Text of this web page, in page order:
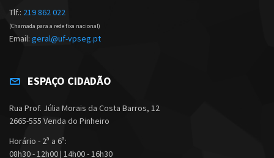
Tlf.: 219 862 022
(Chamada para a rede fixa nacional)
Email: geral@uf-vpseg.pt
ESPAÇO CIDADÃO
Rua Prof. Júlia Morais da Costa Barros, 12
2665-555 Venda do Pinheiro
Horário - 2ª a 6ª:
08h30 - 12h00 | 14h00 - 16h30